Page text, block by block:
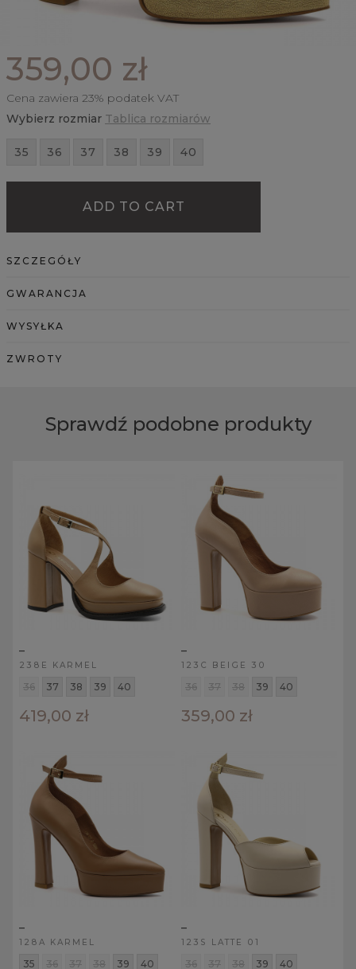
359,00 zł
Cena zawiera 23% podatek VAT
Wybierz rozmiar Tablica rozmiarów
35 36 37 38 39 40
ADD TO CART
SZCZEGÓŁY
GWARANCJA
WYSYŁKA
ZWROTY
Sprawdź podobne produkty
238E KARMEL
36 37 38 39 40
419,00 zł
123C BEIGE 30
36 37 38 39 40
359,00 zł
128A KARMEL
35 36 37 38 39 40
123S LATTE 01
36 37 38 39 40